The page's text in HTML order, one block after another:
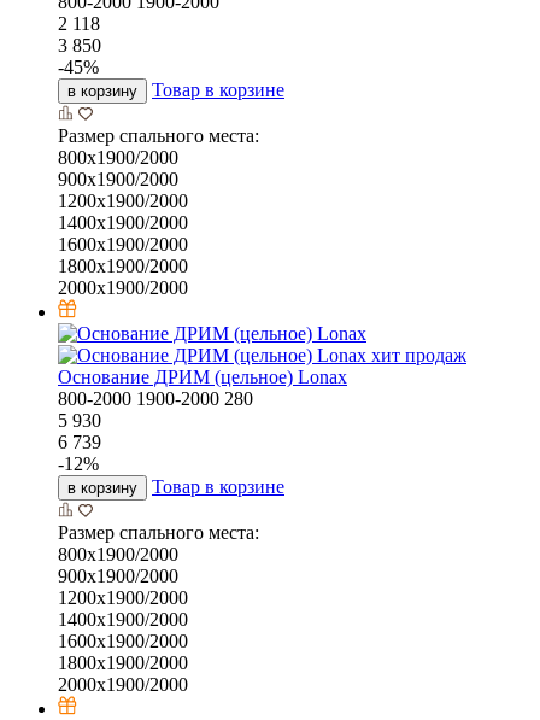
2 118
3 850
-45%
в корзину Товар в корзине
Размер спального места:
800х1900/2000
900х1900/2000
1200х1900/2000
1400х1900/2000
1600х1900/2000
1800х1900/2000
2000х1900/2000
хит продаж
Основание ДРИМ (цельное) Lonax
800-2000 1900-2000 280
5 930
6 739
-12%
в корзину Товар в корзине
Размер спального места:
800х1900/2000
900х1900/2000
1200х1900/2000
1400х1900/2000
1600х1900/2000
1800х1900/2000
2000х1900/2000